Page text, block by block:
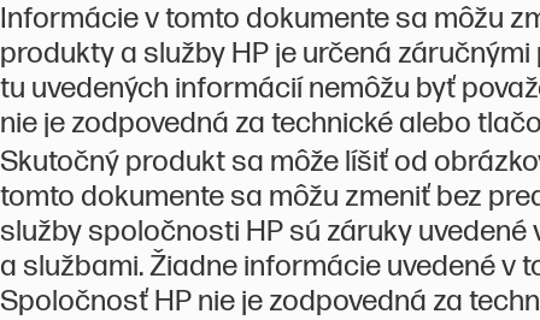
Informácie v tomto dokumente sa môžu
produkty a služby HP je určená
tu uvedených informácií nemôžu byť
nie je zodpovedná za technické alebo
Skutočný produkt sa môže líšiť od
tomto dokumente sa môžu zmeniť bez
služby spoločnosti HP sú záruky
a službami. Žiadne informácie uvedené v
Spoločnosť HP nie je zodpovedná za